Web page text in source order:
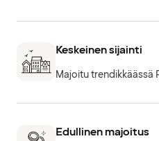
Keskeinen sijainti
Majoitu trendikkäässä
Edullinen majoitus